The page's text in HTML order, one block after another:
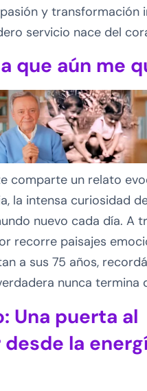
y transformación
servicio nace del
que aún me
comparte un relato
la intensa curiosidad
nuevo cada día. A
recorre paisajes
a sus 75 años,
nunca termina
Una puerta al
la